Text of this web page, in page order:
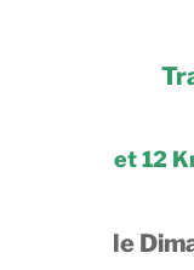
et 12
le